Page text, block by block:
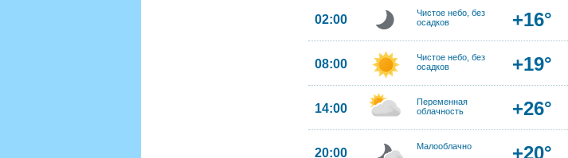
02:00
Чистое небо, без
осадков
+16°
08:00
Чистое небо, без
осадков
+19°
14:00
Переменная
облачность
+26°
20:00 Малооблачно +20°